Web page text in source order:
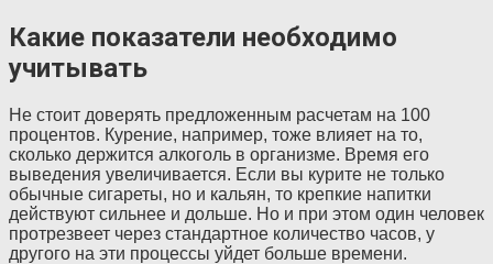
Какие показатели необходимо
учитывать
Не стоит доверять предложенным расчетам на 100
процентов. Курение, например, тоже влияет на то,
сколько держится алкоголь в организме. Время его
выведения увеличивается. Если вы курите не только
обычные сигареты, но и кальян, то крепкие напитки
действуют сильнее и дольше. Но и при этом один человек
протрезвеет через стандартное количество часов, у
другого на эти процессы уйдет больше времени.